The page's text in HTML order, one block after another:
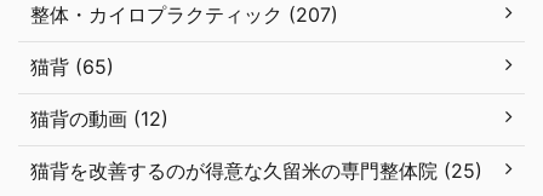
整体・カイロプラクティック (207)
猫背 (65)
猫背の動画 (12)
猫背を改善するのが得意な久留米の専門整体院 (25)